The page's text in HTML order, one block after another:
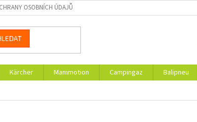
OSOBNÍCH ÚDAJŮ
Kärcher Mammotion Campingaz Balipneu